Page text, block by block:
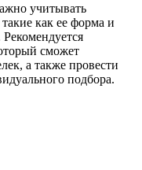
учитывать
как ее форма и
сможет
а также провести
подбора.